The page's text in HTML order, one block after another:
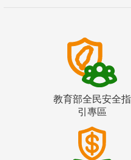
教育部全民安全指
引專區